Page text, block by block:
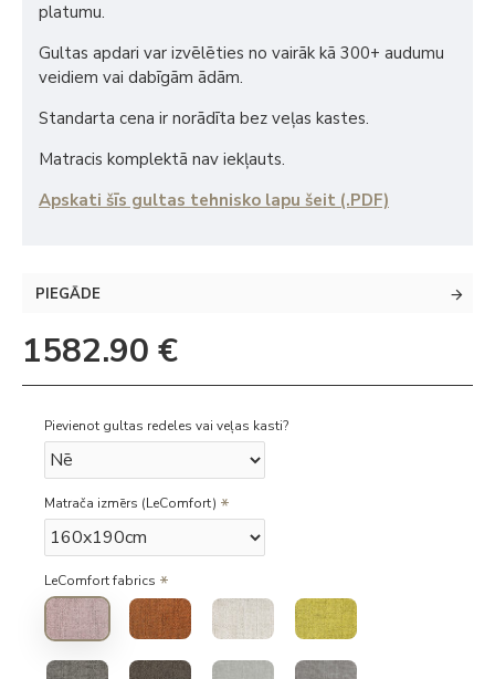
platumu.
Gultas apdari var izvēlēties no vairāk kā 300+ audumu
veidiem vai dabīgām ādām.
Standarta cena ir norādīta bez veļas kastes.
Matracis komplektā nav iekļauts.
Apskati šīs gultas tehnisko lapu šeit (.PDF)
PIEGĀDE
1582.90 €
Pievienot gultas redeles vai veļas kasti?
Matrača izmērs (LeComfort)
LeComfort fabrics